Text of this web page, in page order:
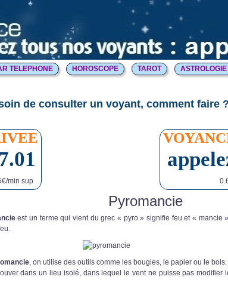
TELEPHONE HOROSCOPE TAROT ASTROLOGIE
de consulter un voyant, comment faire ?
min sup
Pyromancie
est un terme qui vient du grec « pyro » signifie feu et « mancie
, on utilise des outils comme les bougies, le papier ou le bois.
dans un lieu isolé, dans lequel le vent ne puisse pas modifier